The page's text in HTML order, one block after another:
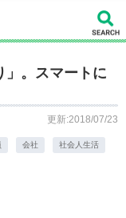
」。スマートに
更新:2018/07/23
会社 社会人生活